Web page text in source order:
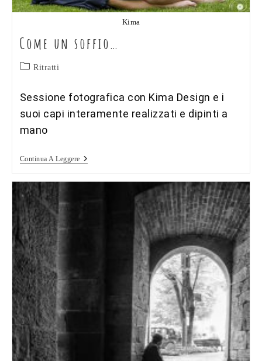
Kima
Come un soffio…
Categoria
Ritratti
Sessione fotografica con Kima Design e i
suoi capi interamente realizzati e dipinti a
mano
Continua A LeggereCome